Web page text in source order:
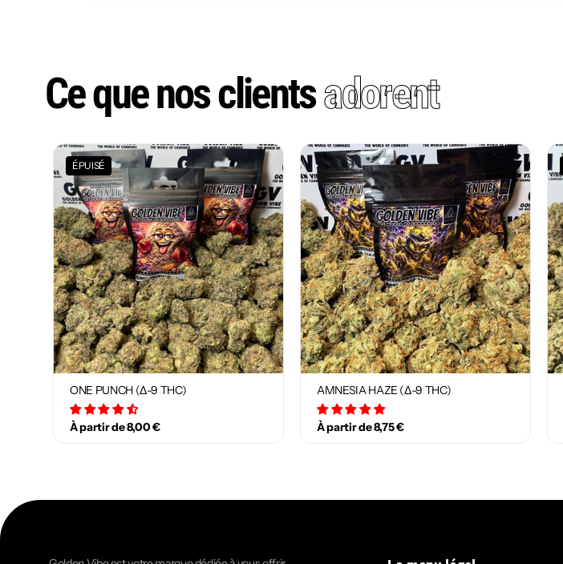
Ce que nos clientsadorent
ÉPUISÉ
ONE PUNCH (Δ-9 THC)
À partir de 8,00 €
AMNESIA HAZE (Δ-9 THC)
À partir de 8,75 €